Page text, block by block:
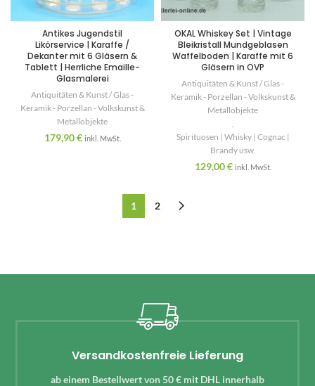
Antikes Jugendstil
Likörservice | Karaffe /
Dekanter mit 6 Gläsern &
Tablett | Herrliche Emaille-
Glasmalerei
Antiquitäten & Kunst / Glas -
Keramik - Porzellan - Volkskunst &
Metallobjekte
179,90€ inkl. MwSt.
OKAL Whiskey Set | Vintage
Bleikristall Mundgeblasen
Waffelboden | Karaffe mit 6
Gläsern in OVP
Antiquitäten & Kunst / Glas -
Keramik - Porzellan - Volkskunst &
Metallobjekte
,
Spirituosen | Whisky | Cognac |
Brandy usw.
129,00€ inkl. MwSt.
1 2
Versandkostenfreie Lieferung
ab einem Bestellwert von 50 € mit DHL innerhalb